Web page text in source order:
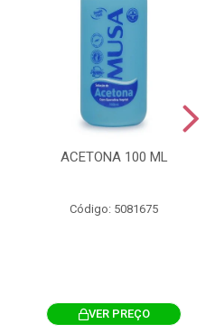
ACETONA 100 ML
Código: 5081675
VER PREÇO